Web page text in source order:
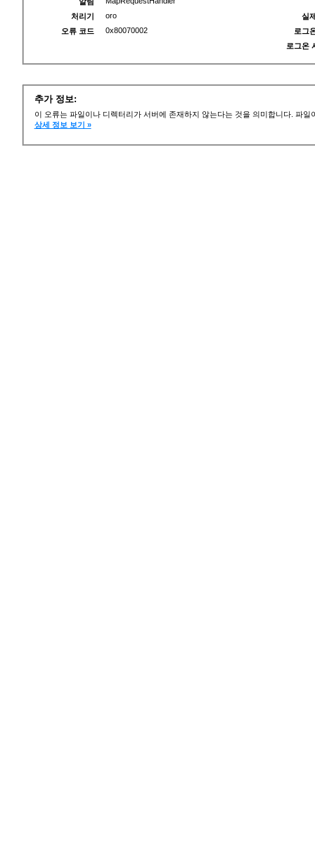
처리기
oro
오류 코드
0x80070002
실
로그
로그온
추가 정보:
이 오류는 파일이나 디렉터리가 서버에 존재하지 않는다는 것을 의미합니다. 파
상세 정보 보기 »